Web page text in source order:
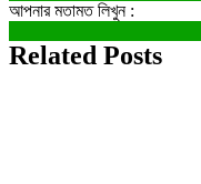
আপনার মতামত লিখুন :
Related Posts